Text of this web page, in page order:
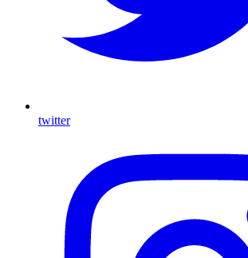
twitter